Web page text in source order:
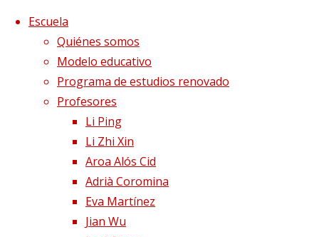
Saltar al contenido
Escuela
Quiénes somos
Modelo educativo
Programa de estudios renovado
Profesores
Li Ping
Li Zhi Xin
Aroa Alós Cid
Adrià Coromina
Eva Martínez
Jian Wu